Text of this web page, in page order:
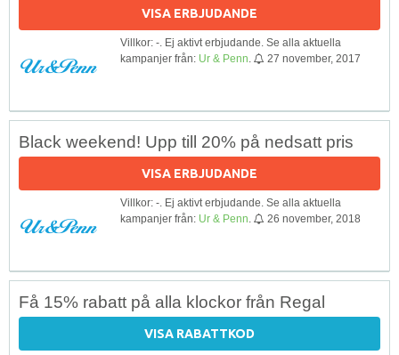
VISA ERBJUDANDE
Villkor: -. Ej aktivt erbjudande. Se alla aktuella
kampanjer från: Ur & Penn 27 november, 2017
Black weekend! Upp till 20% på nedsatt pris
VISA ERBJUDANDE
Villkor: -. Ej aktivt erbjudande. Se alla aktuella
kampanjer från: Ur & Penn 26 november, 2018
Få 15% rabatt på alla klockor från Regal
VISA RABATTKOD